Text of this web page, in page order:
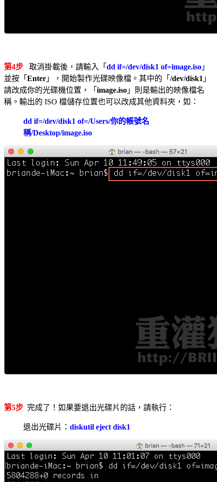
第4步 取消掛載後，請輸入「 dd if=/dev/disk1 of=image.iso 」
並按「 Enter 」，開始製作光碟映像檔。其中的「 /dev/disk1 」
請改成你的光碟機位置，「 image.iso 」則是輸出的映像檔名
稱。輸出的 ISO 檔儲存位置也可以改成其他資料夾，如：
dd if=/dev/disk1 of=/Users/你的帳號名
稱/Desktop/image.iso
第5步 完成了！如果要退出光碟片的話，請執行：
退出光碟片： diskutil eject disk1